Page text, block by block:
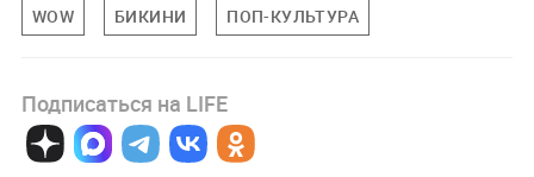
WOW БИКИНИ ПОП-КУЛЬТУРА
Подписаться на LIFE